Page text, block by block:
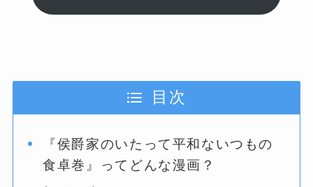
目次
『侯爵家のいたって平和ないつもの
食卓巻』ってどんな漫画？